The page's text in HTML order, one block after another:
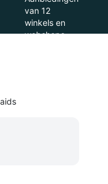
van 12
winkels en
webshops